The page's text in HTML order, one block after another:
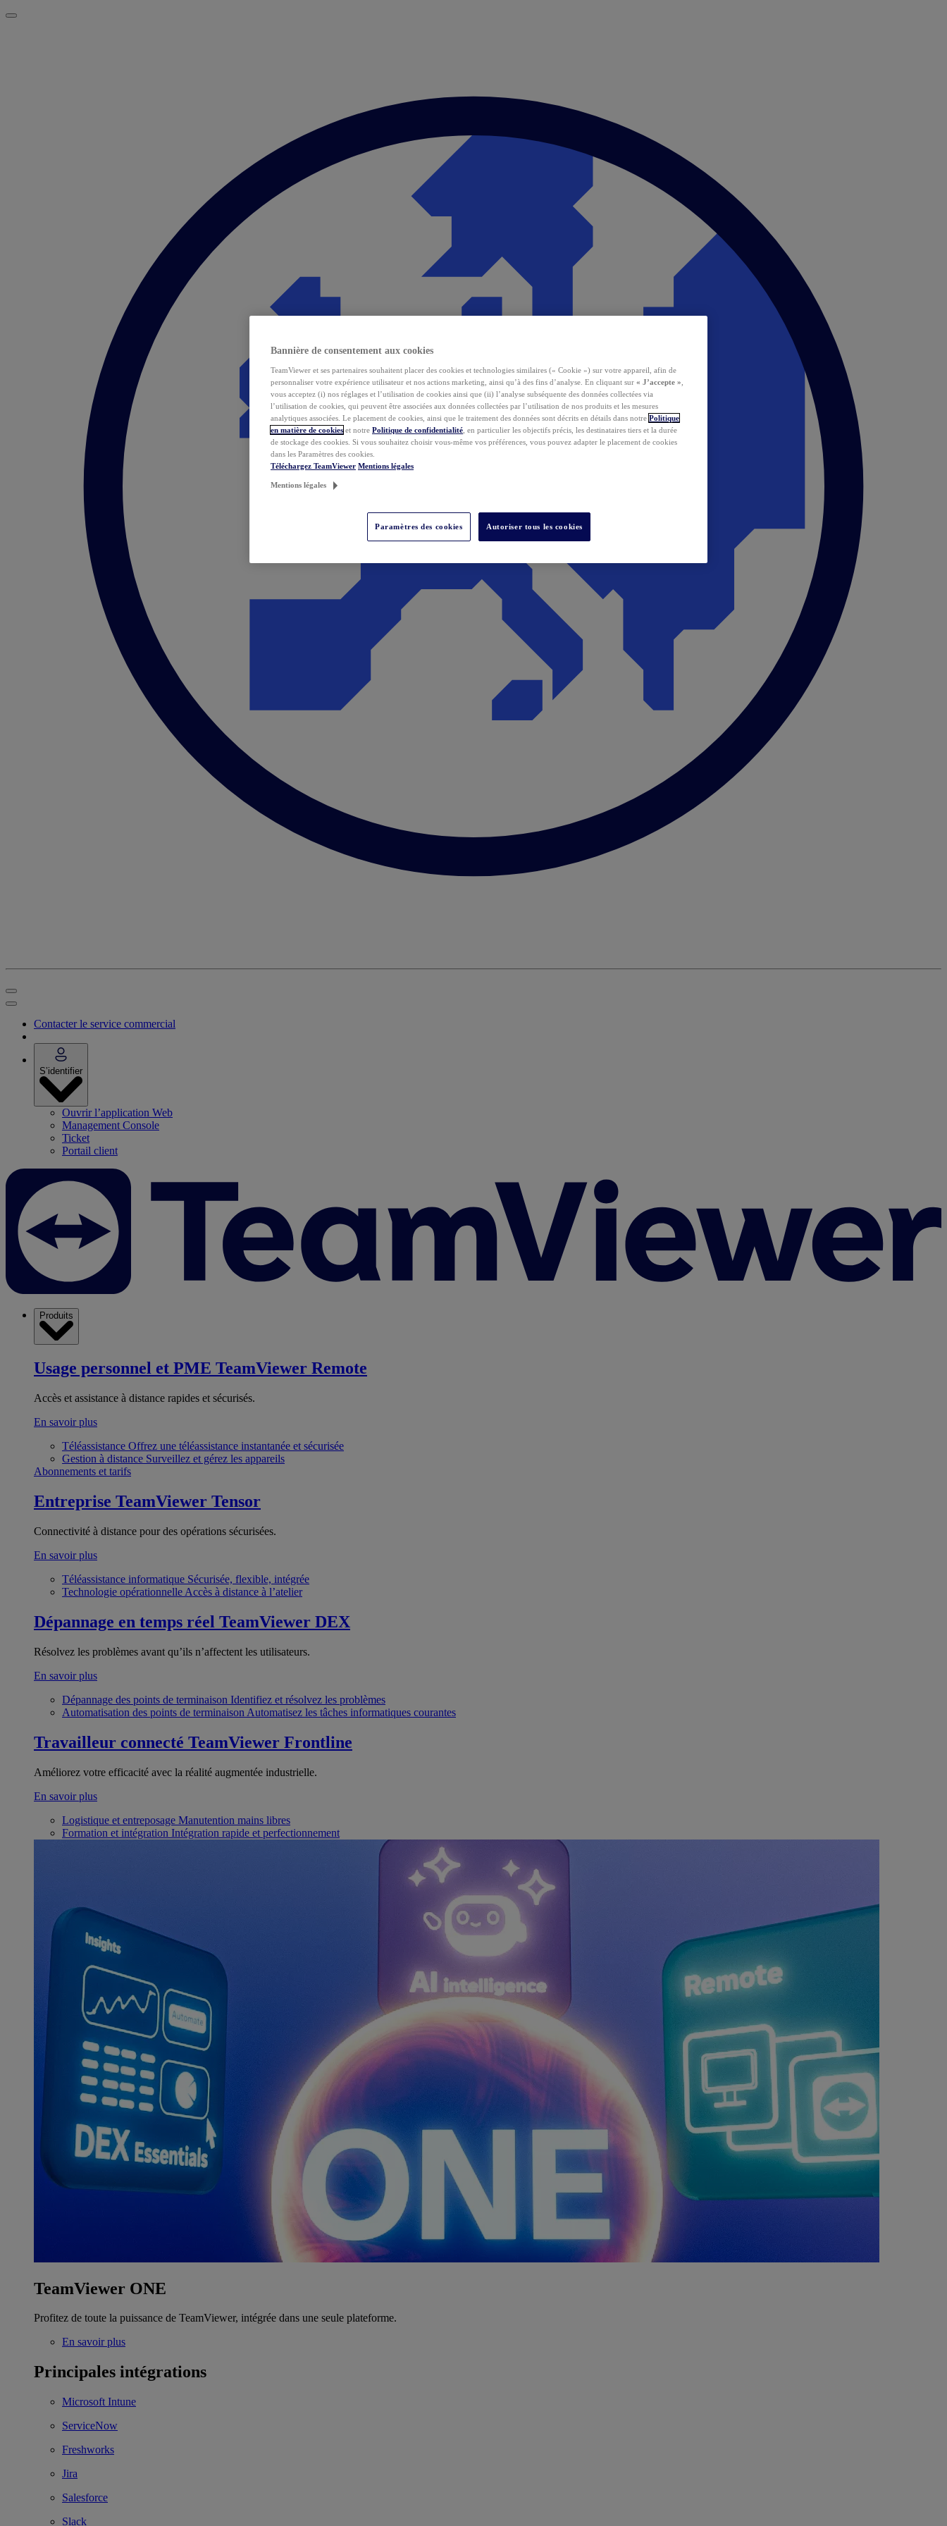
Contacter le service commercial
S’identifier
Ouvrir l’application Web
Management Console
Ticket
Portail client
Produits
Usage personnel et PME TeamViewer Remote
Accès et assistance à distance rapides et sécurisés.
En savoir plus
Téléassistance Offrez une téléassistance instantanée et sécurisée
Gestion à distance Surveillez et gérez les appareils
Abonnements et tarifs
Entreprise TeamViewer Tensor
Connectivité à distance pour des opérations sécurisées.
En savoir plus
Téléassistance informatique Sécurisée, flexible, intégrée
Technologie opérationnelle Accès à distance à l’atelier
Dépannage en temps réel TeamViewer DEX
Résolvez les problèmes avant qu’ils n’affectent les utilisateurs.
En savoir plus
Dépannage des points de terminaison Identifiez et résolvez les problèmes
Automatisation des points de terminaison Automatisez les tâches informatiques courantes
Travailleur connecté TeamViewer Frontline
Améliorez votre efficacité avec la réalité augmentée industrielle.
En savoir plus
Logistique et entreposage Manutention mains libres
Formation et intégration Intégration rapide et perfectionnement
TeamViewer ONE
Profitez de toute la puissance de TeamViewer, intégrée dans une seule plateforme.
En savoir plus
Principales intégrations
Microsoft Intune
ServiceNow
Freshworks
Jira
Salesforce
Slack
Bannière de consentement aux cookies
TeamViewer et ses partenaires souhaitent placer des cookies et technologies similaires (« Cookie ») sur votre appareil, afin de
personnaliser votre expérience utilisateur et nos actions marketing, ainsi qu’à des fins d’analyse. En cliquant sur « J’accepte »
vous acceptez (i) nos réglages et l’utilisation de cookies ainsi que (ii) l’analyse subséquente des données collectées via
l’utilisation de cookies, qui peuvent être associées aux données collectées par l’utilisation de nos produits et les mesures
analytiques associées. Le placement de cookies, ainsi que le traitement des données sont décrits en détails dans notre Politique
en matière de cookies et notre Politique de confidentialité , en particulier les objectifs précis, les destinataires tiers et la durée
de stockage des cookies. Si vous souhaitez choisir vous-même vos préférences, vous pouvez adapter le placement de cookies
dans les Paramètres des cookies.
Téléchargez TeamViewer Mentions légales
Mentions légales
Paramètres des cookies Autoriser tous les cookies